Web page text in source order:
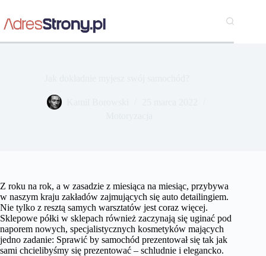
treści
Z roku na rok, a w zasadzie z miesiąca na miesiąc, przybywa
w naszym kraju zakładów zajmujących się auto detailingiem.
Nie tylko z resztą samych warsztatów jest coraz więcej.
Sklepowe półki w sklepach również zaczynają się uginać pod
naporem nowych, specjalistycznych kosmetyków mających
jedno zadanie: Sprawić by samochód prezentował się tak jak
sami chcielibyśmy się prezentować – schludnie i elegancko.